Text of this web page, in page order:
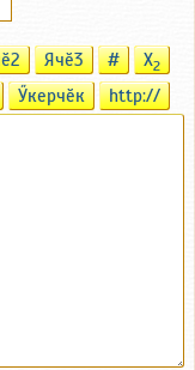
Ячӗ3 # X2
Ӳкерчӗк http://